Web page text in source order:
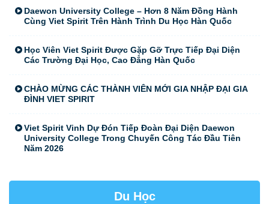
Daewon University College – Hơn 8 Năm Đồng Hành
Cùng Viet Spirit Trên Hành Trình Du Học Hàn Quốc
Học Viên Viet Spirit Được Gặp Gỡ Trực Tiếp Đại Diện
Các Trường Đại Học, Cao Đẳng Hàn Quốc
CHÀO MỪNG CÁC THÀNH VIÊN MỚI GIA NHẬP ĐẠI GIA
ĐÌNH VIET SPIRIT
Viet Spirit Vinh Dự Đón Tiếp Đoàn Đại Diện Daewon
University College Trong Chuyến Công Tác Đầu Tiên
Năm 2026
Du Học